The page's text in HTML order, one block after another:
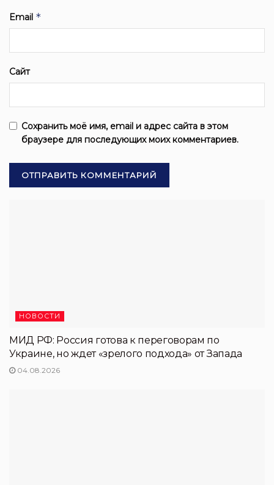
Email *
Сайт
Сохранить моё имя, email и адрес сайта в этом
браузере для последующих моих комментариев.
НОВОСТИ
МИД РФ: Россия готова к переговорам по
Украине, но ждет «зрелого подхода» от Запада
04.08.2026